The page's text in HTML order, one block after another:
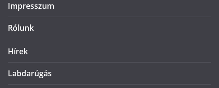
Impresszum
Rólunk
Hírek
Labdarúgás